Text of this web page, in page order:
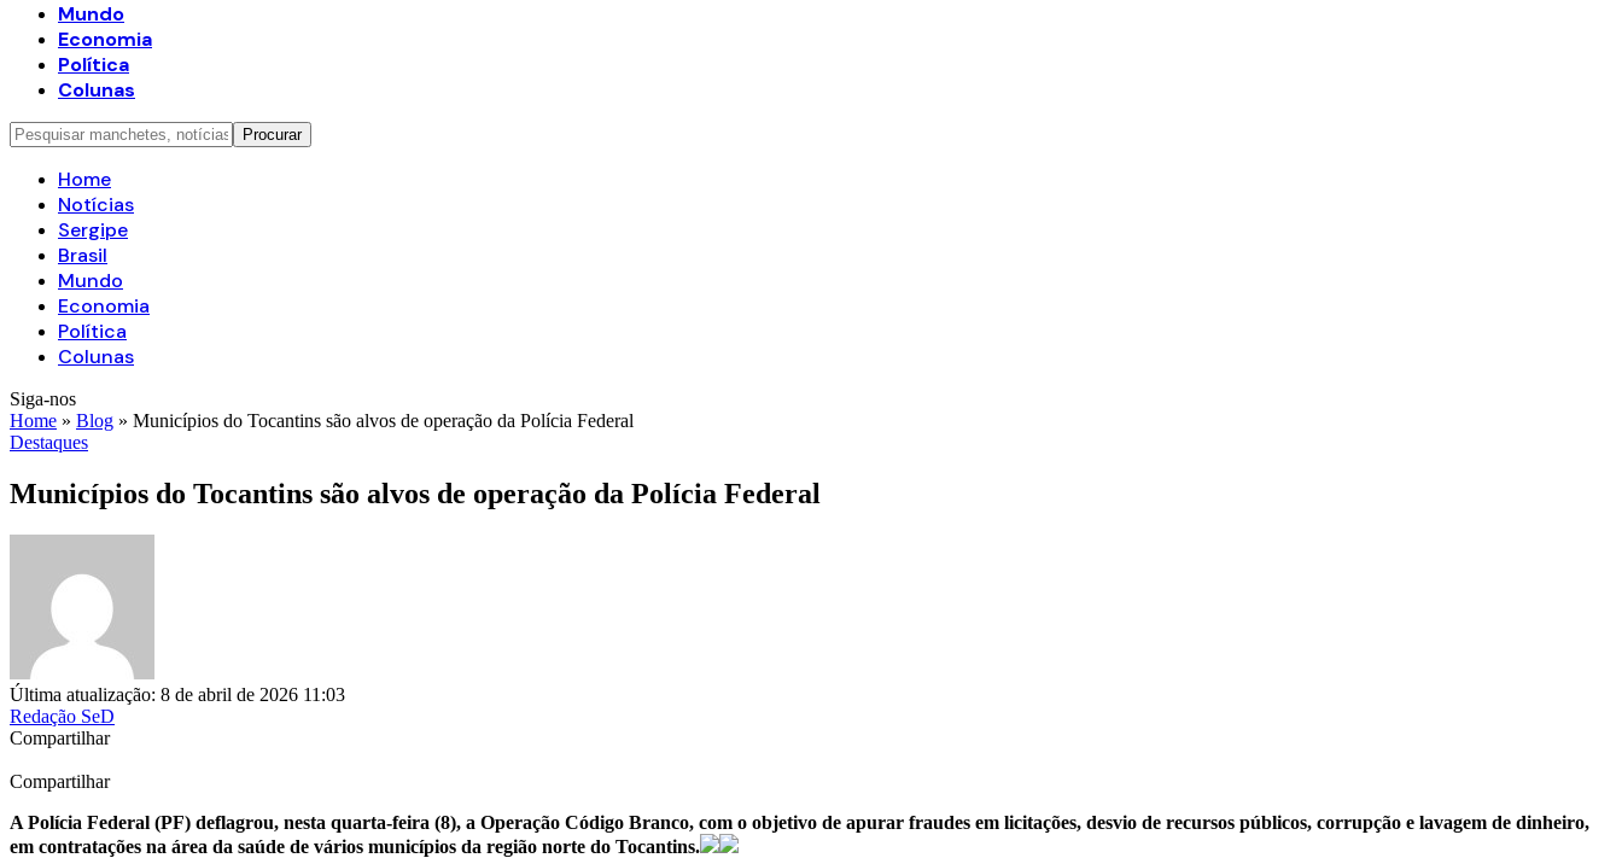
Mundo
Economia
Política
Colunas
Home
Notícias
Sergipe
Brasil
Mundo
Economia
Política
Colunas
Siga-nos
Home » Blog » Municípios do Tocantins são alvos de operação da Polícia Federal
Destaques
Municípios do Tocantins são alvos de operação da Polícia Federal
Última atualização: 8 de abril de 2026 11:03
Redação SeD
Compartilhar
Compartilhar
A Polícia Federal (PF) deflagrou, nesta quarta-feira (8), a Operação Código Branco, com o objetivo de apurar fraudes em licitações, desvio de recursos públicos, corrupção e lavagem de dinheiro,
em contratações na área da saúde de vários municípios da região norte do Tocantins.